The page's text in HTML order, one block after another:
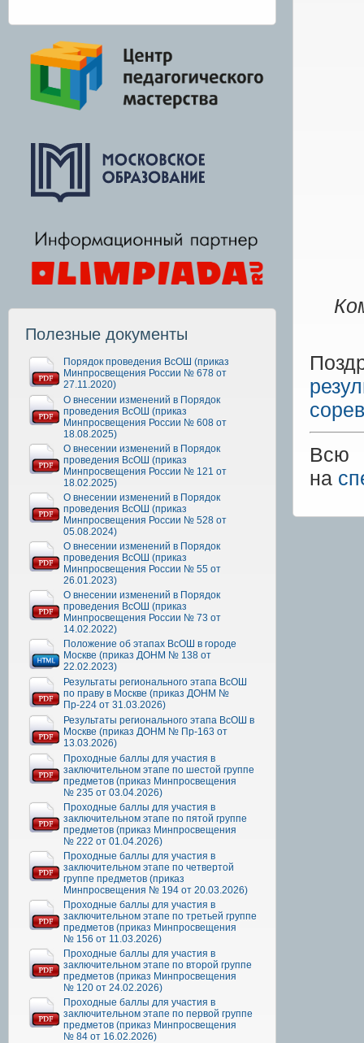
Полезные документы
Порядок проведения ВсОШ (приказ
Минпросвещения России № 678 от
27.11.2020)
О внесении изменений в Порядок
проведения ВсОШ (приказ
Минпросвещения России № 608 от
18.08.2025)
О внесении изменений в Порядок
проведения ВсОШ (приказ
Минпросвещения России № 121 от
18.02.2025)
О внесении изменений в Порядок
проведения ВсОШ (приказ
Минпросвещения России № 528 от
05.08.2024)
О внесении изменений в Порядок
проведения ВсОШ (приказ
Минпросвещения России № 55 от
26.01.2023)
О внесении изменений в Порядок
проведения ВсОШ (приказ
Минпросвещения России № 73 от
14.02.2022)
Положение об этапах ВсОШ в городе
Москве (приказ ДОНМ № 138 от
22.02.2023)
Результаты регионального этапа ВсОШ
по праву в Москве (приказ ДОНМ №
Пр-224 от 31.03.2026)
Результаты регионального этапа ВсОШ в
Москве (приказ ДОНМ № Пр-163 от
13.03.2026)
Проходные баллы для участия в
заключительном этапе по шестой группе
предметов (приказ Минпросвещения
№ 235 от 03.04.2026)
Проходные баллы для участия в
заключительном этапе по пятой группе
предметов (приказ Минпросвещения
№ 222 от 01.04.2026)
Проходные баллы для участия в
заключительном этапе по четвертой
группе предметов (приказ
Минпросвещения № 194 от 20.03.2026)
Проходные баллы для участия в
заключительном этапе по третьей группе
предметов (приказ Минпросвещения
№ 156 от 11.03.2026)
Проходные баллы для участия в
заключительном этапе по второй группе
предметов (приказ Минпросвещения
№ 120 от 24.02.2026)
Проходные баллы для участия в
заключительном этапе по первой группе
предметов (приказ Минпросвещения
№ 84 от 16.02.2026)
Всю
на